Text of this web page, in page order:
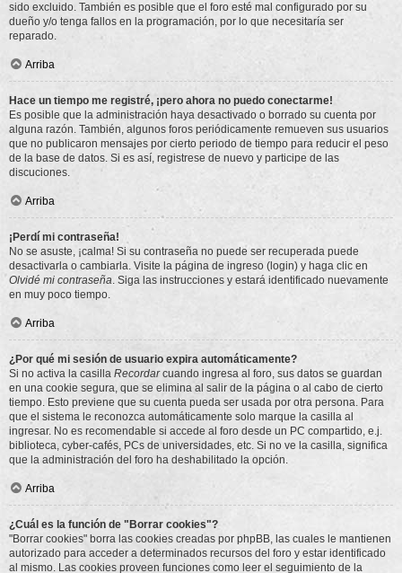
sido excluido. También es posible que el foro esté mal configurado por su
dueño y/o tenga fallos en la programación, por lo que necesitaría ser
reparado.
Arriba
Hace un tiempo me registré, ¡pero ahora no puedo conectarme!
Es posible que la administración haya desactivado o borrado su cuenta por
alguna razón. También, algunos foros periódicamente remueven sus usuarios
que no publicaron mensajes por cierto periodo de tiempo para reducir el peso
de la base de datos. Si es así, registrese de nuevo y participe de las
discuciones.
Arriba
¡Perdí mi contraseña!
No se asuste, ¡calma! Si su contraseña no puede ser recuperada puede
desactivarla o cambiarla. Visite la página de ingreso (login) y haga clic en
Olvidé mi contraseña. Siga las instrucciones y estará identificado nuevamente
en muy poco tiempo.
Arriba
¿Por qué mi sesión de usuario expira automáticamente?
Si no activa la casilla Recordarcuando ingresa al foro, sus datos se guardan
en una cookie segura, que se elimina al salir de la página o al cabo de cierto
tiempo. Esto previene que su cuenta pueda ser usada por otra persona. Para
que el sistema le reconozca automáticamente solo marque la casilla al
ingresar. No es recomendable si accede al foro desde un PC compartido, e.j.
biblioteca, cyber-cafés, PCs de universidades, etc. Si no ve la casilla, significa
que la administración del foro ha deshabilitado la opción.
Arriba
¿Cuál es la función de "Borrar cookies"?
"Borrar cookies" borra las cookies creadas por phpBB, las cuales le mantienen
autorizado para acceder a determinados recursos del foro y estar identificado
al mismo. Las cookies proveen funciones como leer el seguimiento de la